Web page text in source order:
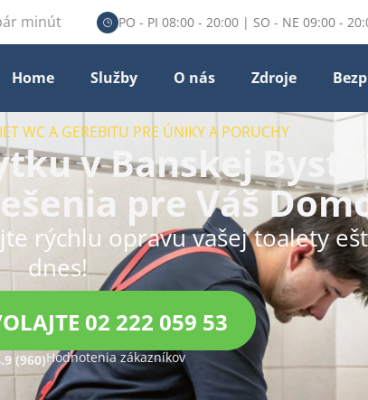
minút PO - PI 08:00 - 20:00 | SO - NE 09:00 -
Home Služby O nás Zdroje
WC A GEREBITU PRE ÚNIKY A PORUCHY
v Banskej
pre Váš
rýchlu opravu vašej toalety
dnes!
02 222 059 53
(960)Hodnotenia zákazníkov